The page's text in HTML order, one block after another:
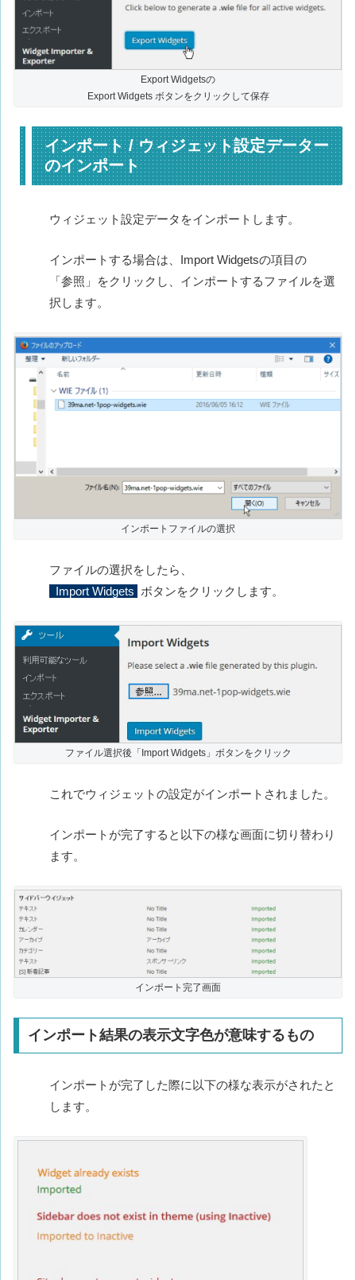
Export Widgetsの
Export Widgets ボタンをクリックして保存
インポート / ウィジェット設定データー
のインポート
ウィジェット設定データをインポートします。
インポートする場合は、Import Widgetsの項目の
「参照」をクリックし、インポートするファイルを選
択します。
インポートファイルの選択
ファイルの選択をしたら、
Import Widgets ボタンをクリックします。
ファイル選択後「Import Widgets」ボタンをクリック
これでウィジェットの設定がインポートされました。
インポートが完了すると以下の様な画面に切り替わり
ます。
インポート完了画面
インポート結果の表示文字色が意味するもの
インポートが完了した際に以下の様な表示がされたと
します。